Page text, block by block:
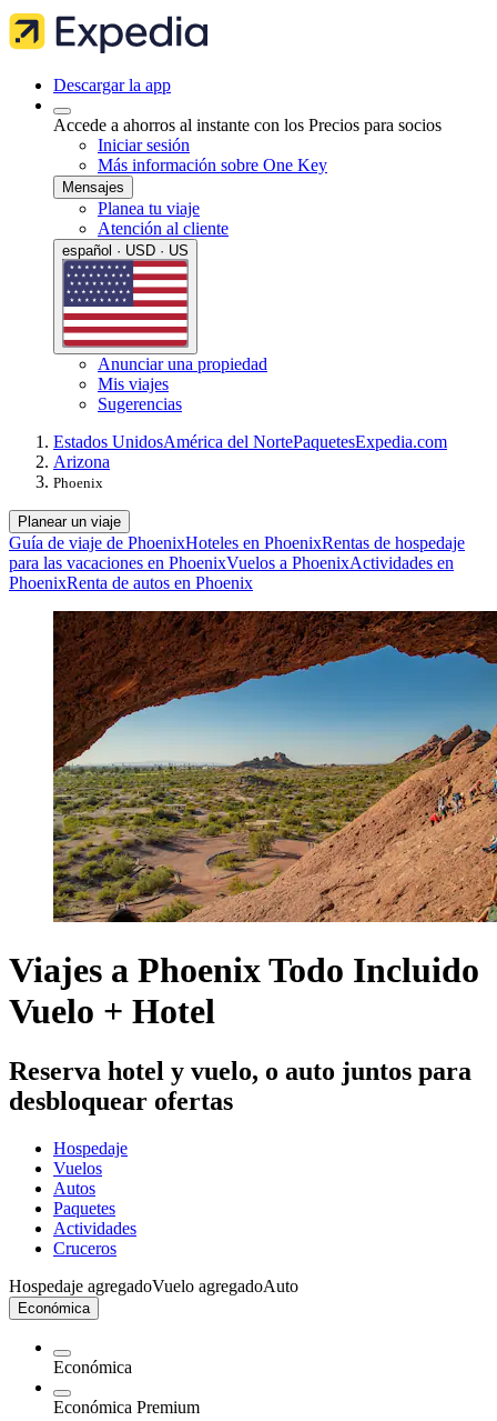
Descargar la app
Accede a ahorros al instante con los Precios para socios
Iniciar sesión
Más información sobre One Key
Mensajes
Planea tu viaje
Atención al cliente
español · USD · US
Anunciar una propiedad
Mis viajes
Sugerencias
Estados UnidosAmérica del NortePaquetesExpedia.com
Arizona
Phoenix
Planear un viaje
Guía de viaje de PhoenixHoteles en PhoenixRentas de hospedaje
para las vacaciones en PhoenixVuelos a PhoenixActividades en
PhoenixRenta de autos en Phoenix
Viajes a Phoenix Todo Incluido
Vuelo + Hotel
Reserva hotel y vuelo, o auto juntos para
desbloquear ofertas
Hospedaje
Vuelos
Autos
Paquetes
Actividades
Cruceros
Hospedaje agregadoVuelo agregadoAuto
Económica
Económica
Económica Premium